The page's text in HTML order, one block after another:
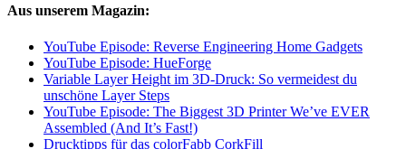
Aus unserem Magazin:
YouTube Episode: Reverse Engineering Home Gadgets
YouTube Episode: HueForge
Variable Layer Height im 3D-Druck: So vermeidest du
unschöne Layer Steps
YouTube Episode: The Biggest 3D Printer We’ve EVER
Assembled (And It’s Fast!)
Drucktipps für das colorFabb CorkFill